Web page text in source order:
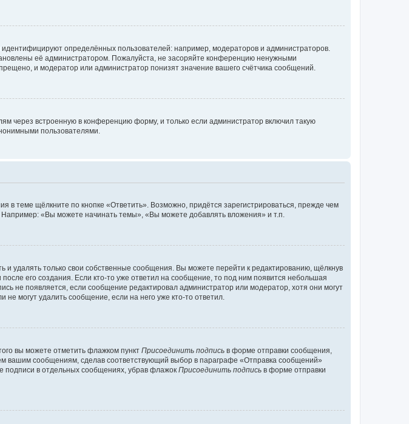
определённых пользователей: например, модераторов и администраторов.
её администратором. Пожалуйста, не засоряйте конференцию ненужными
и модератор или администратор понизят значение вашего счётчика сообщений.
через встроенную в конференцию форму, и только если администратор включил такую
пользователями.
теме щёлкните по кнопке «Ответить». Возможно, придётся зарегистрироваться, прежде чем
«Вы можете начинать темы», «Вы можете добавлять вложения» и т.п.
удалять только свои собственные сообщения. Вы можете перейти к редактированию, щёлкнув
его создания. Если кто-то уже ответил на сообщение, то под ним появится небольшая
не появляется, если сообщение редактировал администратор или модератор, хотя они могут
могут удалить сообщение, если на него уже кто-то ответил.
вы можете отметить флажком пункт Присоединить подпись в форме отправки сообщения,
вашим сообщениям, сделав соответствующий выбор в параграфе «Отправка сообщений»
подписи в отдельных сообщениях, убрав флажок Присоединить подпись в форме отправки